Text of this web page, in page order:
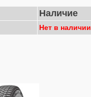
Наличие
Нет в наличии